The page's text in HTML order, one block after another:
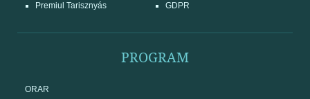
Premiul Tarisznyás GDPR
PROGRAM
ORAR